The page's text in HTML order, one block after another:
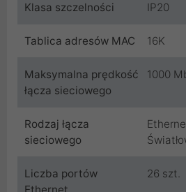
Klasa szczelności IP20
Tablica adresów MAC 16K
Maksymalna prędkość
łącza sieciowego
1000
Rodzaj łącza
sieciowego
Liczba portów
26 szt.